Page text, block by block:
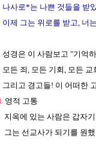
*는 나쁜 것들을 받
는 위로를 받고, 너는
성경은 이 사람보고 "기억
, 모든 기회, 모든 교회,
경고들! 이 어떠한 고
영적 고통
있는 사람은 갑자기 그
교사가 되기를 원했으